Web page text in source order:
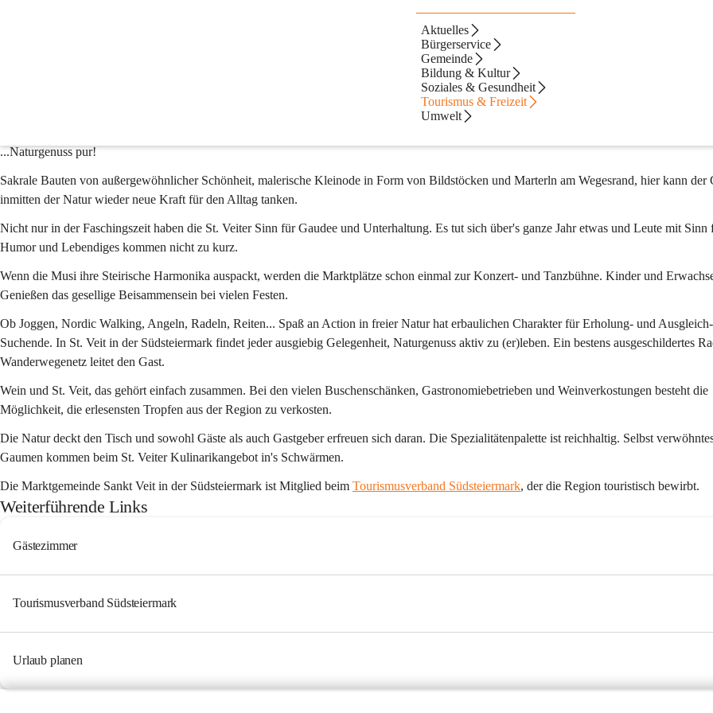
Aktuelles
Bürgerservice
Gemeinde
Bildung & Kultur
Soziales & Gesundheit
Tourismus & Freizeit
Umwelt
in Sankt Veit in der Südsteiermark verbreitet, macht den Aufenthalt zum reinsten "
Körper und Seele. Einzigartige Naturschauspiel wie der seltene Moorfrosch bei den Rabenhofteichen faszinieren.
Im Frühjahr verwandeln sich Wiesen und Felder in Stätten der Fruchtbarkeit, um sich über den Sommer und Herbst voll zu entfalten. Die
...Naturgenuss pur!
Sakrale Bauten von außergewöhnlicher Schönheit, malerische Kleinode in Form von Bildstöcken und Marterln am Wegesrand, hier kann der
inmitten der Natur wieder neue Kraft für den Alltag tanken.
Nicht nur in der Faschingszeit haben die St. Veiter Sinn für Gaudee und Unterhaltung. Es tut sich über's ganze Jahr etwas und Leute mit
Humor und Lebendiges kommen nicht zu kurz.
Wenn die Musi ihre Steirische Harmonika auspackt, werden die Marktplätze schon einmal zur Konzert- und Tanzbühne. Kinder und
Genießen das gesellige Beisammensein bei vielen Festen.
Ob Joggen, Nordic Walking, Angeln, Radeln, Reiten... Spaß an Action in freier Natur hat erbaulichen Charakter für Erholung- und Ausgleich-
Suchende. In St. Veit in der Südsteiermark findet jeder ausgiebig Gelegenheit, Naturgenuss aktiv zu (er)leben. Ein bestens ausgeschildertes
Wanderwegenetz leitet den Gast.
Wein und St. Veit, das gehört einfach zusammen. Bei den vielen Buschenschänken, Gastronomiebetrieben und Weinverkostungen besteht die
Möglichkeit, die erlesensten Tropfen aus der Region zu verkosten.
Die Natur deckt den Tisch und sowohl Gäste als auch Gastgeber erfreuen sich daran. Die Spezialitätenpalette ist reichhaltig. Selbst
Gaumen kommen beim St. Veiter Kulinarikangebot in's Schwärmen.
Die Marktgemeinde Sankt Veit in der Südsteiermark ist Mitglied beim Tourismusverband Südsteiermark, der die Region touristisch bewirbt.
Weiterführende Links
Gästezimmer
Tourismusverband Südsteiermark
Urlaub planen